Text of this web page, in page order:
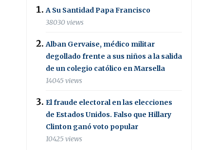
A Su Santidad Papa Francisco
38030 views
Alban Gervaise, médico militar
degollado frente a sus niños a la salida
de un colegio católico en Marsella
14045 views
El fraude electoral en las elecciones
de Estados Unidos. Falso que Hillary
Clinton ganó voto popular
10425 views